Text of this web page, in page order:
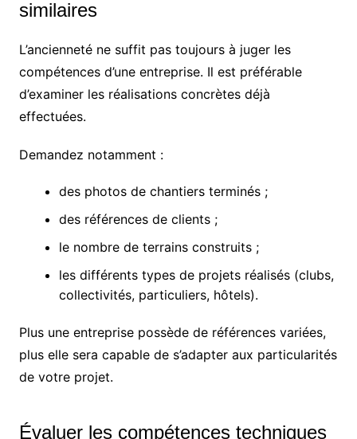
similaires
L’ancienneté ne suffit pas toujours à juger les
compétences d’une entreprise. Il est préférable
d’examiner les réalisations concrètes déjà
effectuées.
Demandez notamment :
des photos de chantiers terminés ;
des références de clients ;
le nombre de terrains construits ;
les différents types de projets réalisés (clubs,
collectivités, particuliers, hôtels).
Plus une entreprise possède de références variées,
plus elle sera capable de s’adapter aux particularités
de votre projet.
Évaluer les compétences techniques